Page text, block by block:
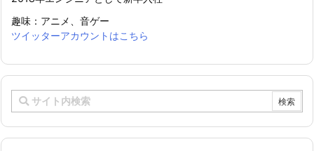
趣味：アニメ、音ゲー
ツイッターアカウントはこちら